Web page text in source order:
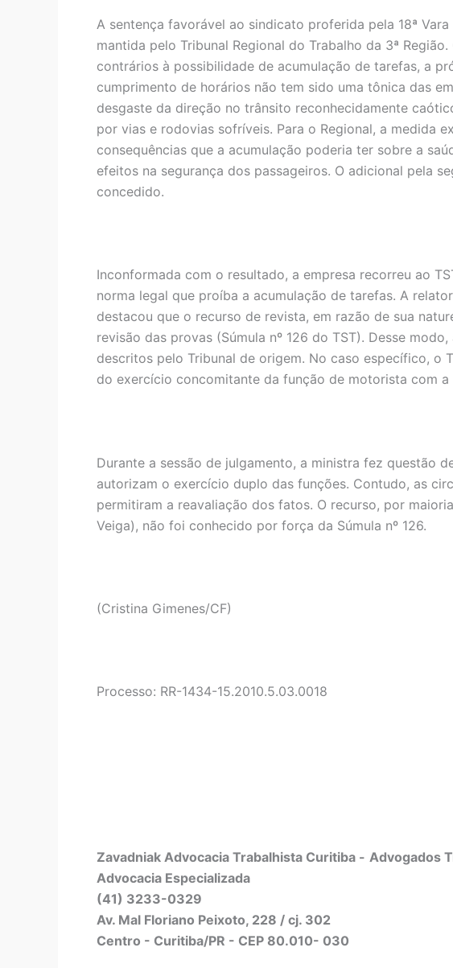
A sentença favorável ao sindicato proferida pela 18ª
mantida pelo Tribunal Regional do Trabalho da 3ª
contrários à possibilidade de acumulação de tarefas, a
cumprimento de horários não tem sido uma tônica das
desgaste da direção no trânsito reconhecidamente
por vias e rodovias sofríveis. Para o Regional, a medida
consequências que a acumulação poderia ter sobre a
efeitos na segurança dos passageiros. O adicional pela
concedido.
Inconformada com o resultado, a empresa recorreu ao
norma legal que proíba a acumulação de tarefas. A
destacou que o recurso de revista, em razão de sua
revisão das provas (Súmula nº 126 do TST). Desse
descritos pelo Tribunal de origem. No caso específico, o
do exercício concomitante da função de motorista com a
Durante a sessão de julgamento, a ministra fez questão
autorizam o exercício duplo das funções. Contudo, as
permitiram a reavaliação dos fatos. O recurso, por
Veiga), não foi conhecido por força da Súmula nº 126.
(Cristina Gimenes/CF)
Processo: RR-1434-15.2010.5.03.0018
Zavadniak Advocacia Trabalhista Curitiba - Advogados
Advocacia Especializada
(41) 3233-0329
Av. Mal Floriano Peixoto, 228 / cj. 302
Centro - Curitiba/PR - CEP 80.010- 030